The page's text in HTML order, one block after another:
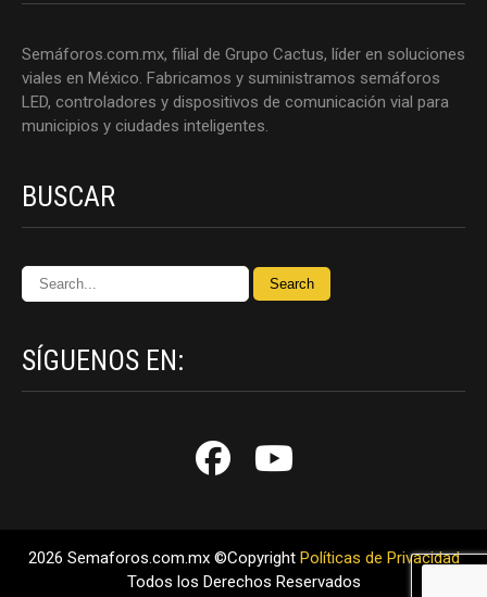
Semáforos.com.mx, filial de Grupo Cactus, líder en soluciones
viales en México. Fabricamos y suministramos semáforos
LED, controladores y dispositivos de comunicación vial para
municipios y ciudades inteligentes.
BUSCAR
SÍGUENOS EN:
2026 Semaforos.com.mx ©Copyright Políticas de Privacidad
Todos los Derechos Reservados